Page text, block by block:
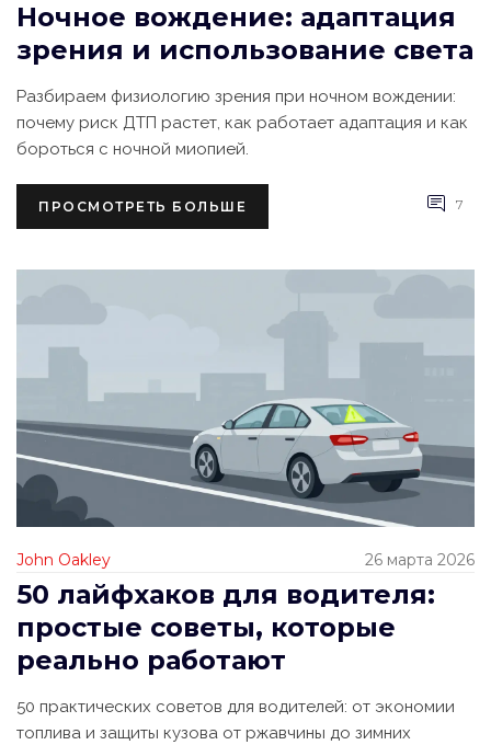
Ночное вождение: адаптация
зрения и использование света
Разбираем физиологию зрения при ночном вождении:
почему риск ДТП растет, как работает адаптация и как
бороться с ночной миопией.
ПРОСМОТРЕТЬ БОЛЬШЕ 7
John Oakley 26 марта 2026
50 лайфхаков для водителя:
простые советы, которые
реально работают
50 практических советов для водителей: от экономии
топлива и защиты кузова от ржавчины до зимних